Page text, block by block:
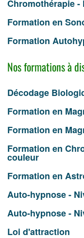
Chromothérapie
Formation en
Formation
Nos formations à
Décodage
Formation en
Formation en
Formation en
couleur
Formation en
Auto-hypnose -
Auto-hypnose -
Loi d'attraction